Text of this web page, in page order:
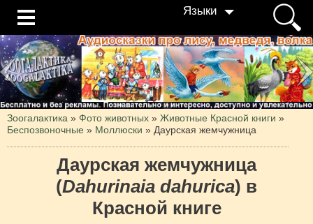
Языки
Зоогалактика » Фото животных » Животные Красной книги »
Беспозвоночные » Моллюски » Даурская жемчужница
Даурская жемчужница
(Dahurinaia dahurica) в
Красной книге